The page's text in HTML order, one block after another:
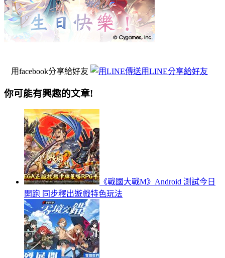
用facebook分享給好友 用LINE分享給好友
你可能有興趣的文章!
《戰國大戰M》Android 測試今日
開跑 同步釋出遊戲特色玩法